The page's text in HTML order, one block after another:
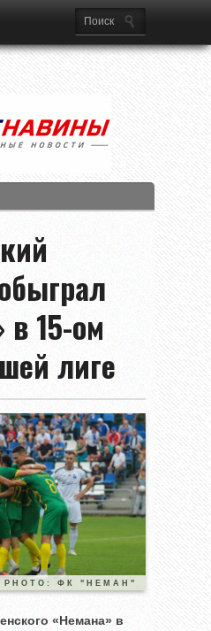
15-ом
лиге
PHOTO: ФК "НЕМАН"
«Немана» в